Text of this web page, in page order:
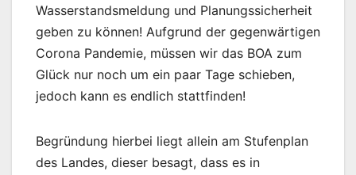
Wasserstandsmeldung und Planungssicherheit
geben zu können! Aufgrund der gegenwärtigen
Corona Pandemie, müssen wir das BOA zum
Glück nur noch um ein paar Tage schieben,
jedoch kann es endlich stattfinden!
Begründung hierbei liegt allein am Stufenplan
des Landes, dieser besagt, dass es in